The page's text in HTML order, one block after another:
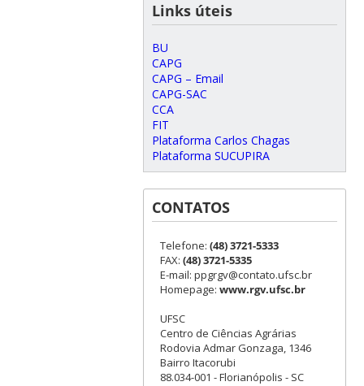
Links úteis
BU
CAPG
CAPG – Email
CAPG-SAC
CCA
FIT
Plataforma Carlos Chagas
Plataforma SUCUPIRA
CONTATOS
Telefone: (48) 3721-5333
FAX: (48) 3721-5335
E-mail: ppgrgv@contato.ufsc.br
Homepage: www.rgv.ufsc.br
UFSC
Centro de Ciências Agrárias
Rodovia Admar Gonzaga, 1346
Bairro Itacorubi
88.034-001 - Florianópolis - SC